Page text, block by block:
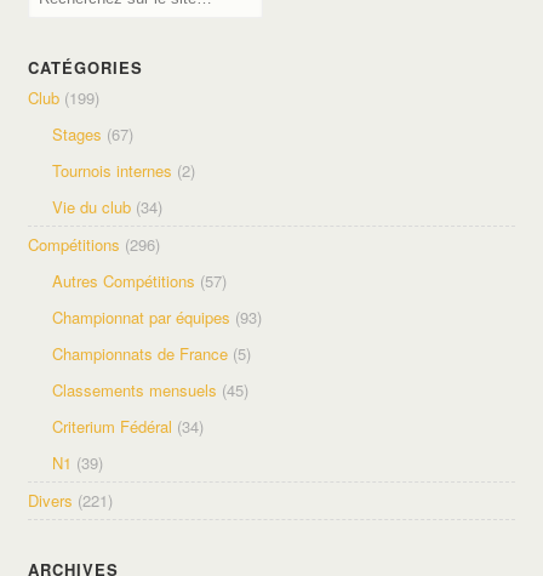
CATÉGORIES
Club (199)
Stages (67)
Tournois internes (2)
Vie du club (34)
Compétitions (296)
Autres Compétitions (57)
Championnat par équipes (93)
Championnats de France (5)
Classements mensuels (45)
Criterium Fédéral (34)
N1 (39)
Divers (221)
ARCHIVES